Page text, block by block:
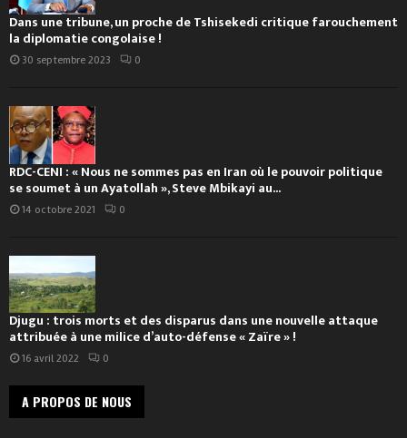
Dans une tribune, un proche de Tshisekedi critique farouchement
la diplomatie congolaise !
30 septembre 2023 0
RDC-CENI : « Nous ne sommes pas en Iran où le pouvoir politique
se soumet à un Ayatollah », Steve Mbikayi au...
14 octobre 2021 0
Djugu : trois morts et des disparus dans une nouvelle attaque
attribuée à une milice d’auto-défense « Zaïre » !
16 avril 2022 0
A PROPOS DE NOUS